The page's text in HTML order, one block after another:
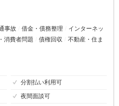
事故 借金・債務整理
インターネッ
消費者問題 債権回収
不動産・住ま
分割払い利用可
夜間面談可